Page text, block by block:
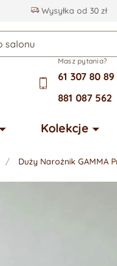
Wysyłka od 30 zł
Masz pytania?
61 307 80 89
881 087 562
Kolekcje
Duży Narożnik GAMMA